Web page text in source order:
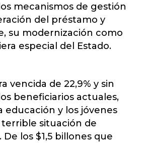
mecanismos de gestión
del préstamo y
su modernización como
especial del Estado.
vencida de 22,9% y sin
beneficiarios actuales,
educación y los jóvenes
situación de
los $1,5 billones que